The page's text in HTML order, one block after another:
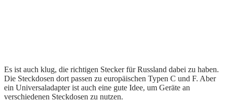
Es ist auch klug, die richtigen Stecker für Russland dabei zu haben.
Die Steckdosen dort passen zu europäischen Typen C und F. Aber
ein Universaladapter ist auch eine gute Idee, um Geräte an
verschiedenen Steckdosen zu nutzen.